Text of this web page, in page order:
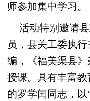
师参加集中学习。
活动特别邀请
员，县关工委执
编，《福美渠县
授课。具有丰富
的罗学闰同志，